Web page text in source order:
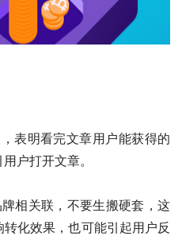
表明看完文章用户能获得的
户打开文章。
相关联，不要生搬硬套，这
化效果，也可能引起用户反